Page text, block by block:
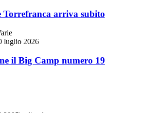
arriva subito
luglio 2026
il Big Camp numero 19